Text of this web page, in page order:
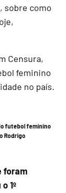
sobre como
futebol feminino
Rodrigo
foram
1º